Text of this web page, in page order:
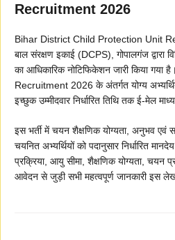
Recruitment 2026
Bihar District Child Protection Unit
बाल संरक्षण इकाई (DCPS), गोपालगंज द्वारा
का आधिकारिक नोटिफिकेशन जारी किया
Recruitment 2026 के अंतर्गत योग्य
इच्छुक उम्मीदवार निर्धारित तिथि तक ई-मेल
इस भर्ती में चयन शैक्षणिक योग्यता, अनुभव एवं
चयनित अभ्यर्थियों को पदानुसार निर्धारित
प्रक्रिया, आयु सीमा, शैक्षणिक योग्यता, चयन
आवेदन से जुड़ी सभी महत्वपूर्ण जानकारी इस